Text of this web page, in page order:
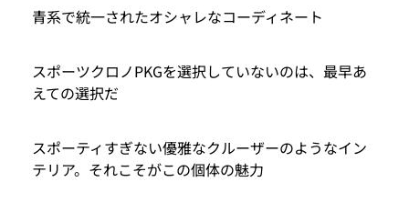
青系で統一されたオシャレなコーディネート
スポーツクロノPKGを選択していないのは、最早あ
えての選択だ
スポーティすぎない優雅なクルーザーのようなイン
テリア。それこそがこの個体の魅力